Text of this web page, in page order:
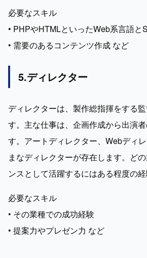
必要なスキル
• PHPやHTMLといったWeb系言語と
• 需要のあるコンテンツ作成 など
5.ディレクター
ディレクターは、製作総指揮をする
す。主な仕事は、企画作成から出演
す。アートディレクター、Webディ
まなディレクターが存在します。ど
ンスとして活躍するにはある程度の経
必要なスキル
• その業種での成功経験
• 提案力やプレゼン力 など